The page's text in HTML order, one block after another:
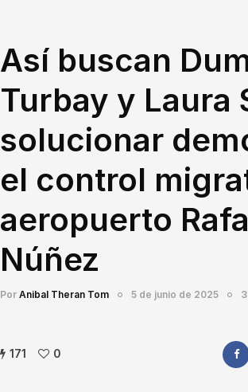
Así buscan
Turbay y Laura
solucionar
el control
aeropuerto
Núñez
Por Anibal Theran Tom 5 de junio de 2025
171 0